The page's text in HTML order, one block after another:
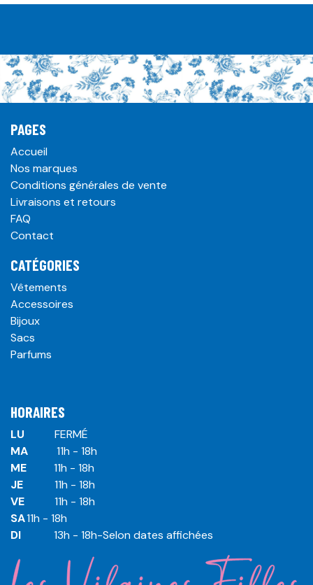
PAGES
Accueil
Nos marques
Conditions générales de vente
Livraisons et retours
FAQ
Contact
CATÉGORIES
Vêtements
Accessoires
Bijoux
Sacs
Parfums
HORAIRES
LU
​ ​FERMÉ
MA
​11h - 18h
ME
​11h - 18h
JE
​​11h - 18h
VE
​​​11h - 18h
SA​​​11h - 18h
DI
​​​ 13h - 18h-Selon dates affichées